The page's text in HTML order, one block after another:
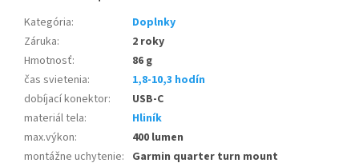
Kategória:
Doplnky
Záruka:
2 roky
Hmotnosť:
86 g
čas svietenia:
1,8-10,3 hodín
dobíjací konektor:
USB-C
materiál tela:
Hliník
max.výkon:
400 lumen
montážne uchytenie: Garmin quarter turn mount